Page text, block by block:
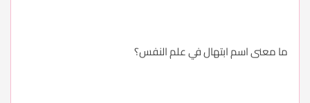
ما معنى اسم ابتهال في علم النفس؟